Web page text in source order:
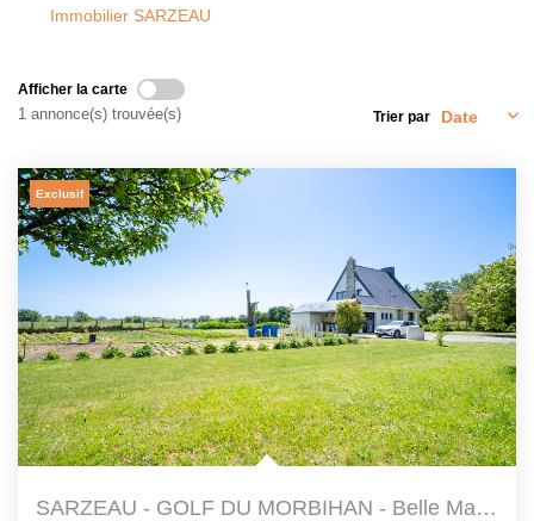
NOTRE AGENCE
Immobilier SARZEAU
Afficher la carte
1 annonce(s) trouvée(s) Trier par
Exclusif
SARZEAU - GOLF DU MORBIHAN - Belle Maison Traditionnelle T5...